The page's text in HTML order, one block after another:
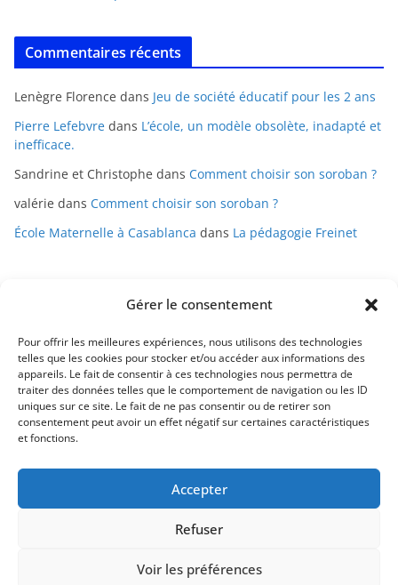
Gérer le consentement
Pour offrir les meilleures expériences, nous utilisons des technologies
telles que les cookies pour stocker et/ou accéder aux informations des
appareils. Le fait de consentir à ces technologies nous permettra de
traiter des données telles que le comportement de navigation ou les ID
uniques sur ce site. Le fait de ne pas consentir ou de retirer son
consentement peut avoir un effet négatif sur certaines caractéristiques
et fonctions.
Accepter
Refuser
Voir les préférences
Commentaires récents
Lenègre Florence dans Jeu de société éducatif pour les 2 ans
Pierre Lefebvre dans L’école, un modèle obsolète, inadapté et
inefficace.
Sandrine et Christophe dans Comment choisir son soroban ?
valérie dans Comment choisir son soroban ?
École Maternelle à Casablanca dans La pédagogie Freinet
Mentions légales
Conditions générales de vente
Apprendre-par-le-jeu